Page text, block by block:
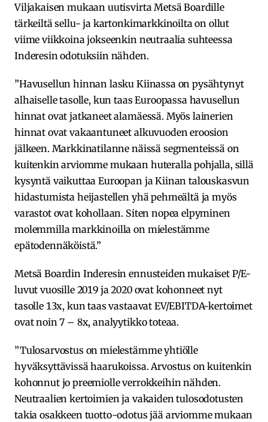
Viljakaisen mukaan uutisvirta Metsä Boardille
tärkeiltä sellu- ja kartonkimarkkinoilta on ollut
viime viikkoina jokseenkin neutraalia suhteessa
Inderesin odotuksiin nähden.
”Havusellun hinnan lasku Kiinassa on pysähtynyt
alhaiselle tasolle, kun taas Euroopassa havusellun
hinnat ovat jatkaneet alamäessä. Myös lainerien
hinnat ovat vakaantuneet alkuvuoden eroosion
jälkeen. Markkinatilanne näissä segmenteissä on
kuitenkin arviomme mukaan huteralla pohjalla, sillä
kysyntä vaikuttaa Euroopan ja Kiinan talouskasvun
hidastumista heijastellen yhä pehmeältä ja myös
varastot ovat kohollaan. Siten nopea elpyminen
molemmilla markkinoilla on mielestämme
epätodennäköistä.”
Metsä Boardin Inderesin ennusteiden mukaiset P/E-
luvut vuosille 2019 ja 2020 ovat kohonneet nyt
tasolle 13x, kun taas vastaavat EV/EBITDA-kertoimet
ovat noin 7 – 8x, analyytikko toteaa.
”Tulosarvostus on mielestämme yhtiölle
hyväksyttävissä haarukoissa. Arvostus on kuitenkin
kohonnut jo preemiolle verrokkeihin nähden.
Neutraalien kertoimien ja vakaiden tulosodotusten
takia osakkeen tuotto-odotus jää arviomme mukaan